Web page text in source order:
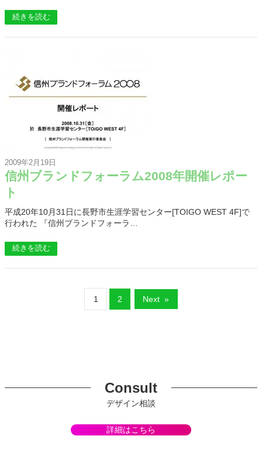
続きを読む
2009年2月19日
信州ブランドフォーラム2008年開催レポー
ト
平成20年10月31日に長野市生涯学習センター[TOIGO WEST 4F]で
行われた 『信州ブランドフォーラ…
続きを読む
1 2 Next »
Consult
デザイン相談
詳細はこちら